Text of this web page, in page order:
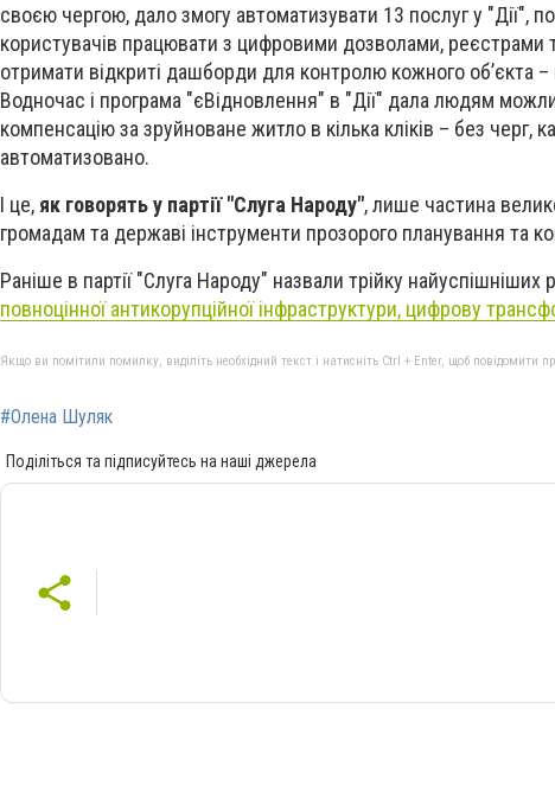
своєю чергою, дало змогу автоматизувати 13 послуг у "Дії",
користувачів працювати з цифровими дозволами, реєстрами
отримати відкриті дашборди для контролю кожного об’єкта
Водночас і програма "єВідновлення" в "Дії" дала людям
компенсацію за зруйноване житло в кілька кліків – без черг,
автоматизовано.
І це, як говорять у партії "Слуга Народу", лише частина
громадам та державі інструменти прозорого планування та
Раніше в партії "Слуга Народу" назвали трійку
повноцінної антикорупційної інфраструктури, цифрову
Якщо ви помітили помилку, виділіть необхідний текст і натисніть Ctrl + Enter, щоб повідомити
#Олена Шуляк
Поділіться та підписуйтесь на наші джерела